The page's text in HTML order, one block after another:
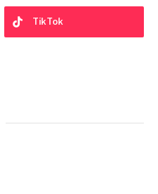
TikTok